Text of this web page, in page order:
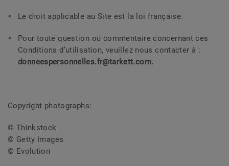
Le droit applicable au Site est la loi française.
Pour toute question ou commentaire concernant ces
Conditions d’utilisation, veuillez nous contacter à :
donneespersonnelles.fr@tarkett.com.
Copyright photographs:
© Thinkstock
© Getty Images
© Evolution